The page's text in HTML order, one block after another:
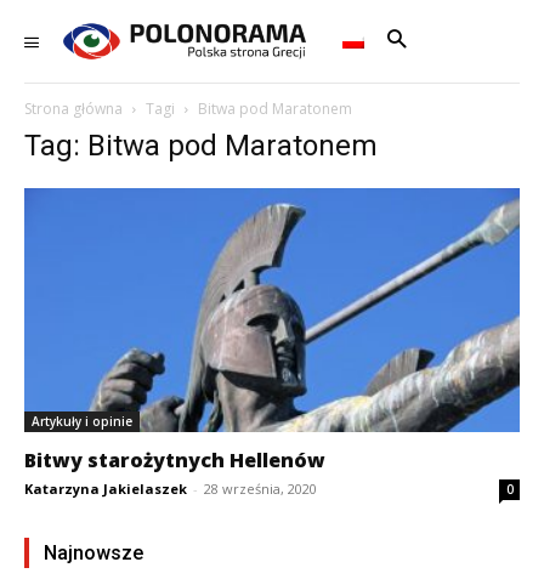
Strona główna Tagi Bitwa pod Maratonem
Tag: Bitwa pod Maratonem
Artykuły i opinie
Bitwy starożytnych Hellenów
Katarzyna Jakielaszek - 28 września, 2020 0
Najnowsze